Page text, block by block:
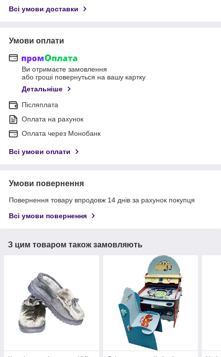
Всі умови доставки
Умови оплати
Ви отримаєте замовлення
або гроші повернуться на вашу картку
Детальніше
Післяплата
Оплата на рахунок
Оплата через Монобанк
Всі умови оплати
Умови повернення
Повернення товару впродовж 14 днів за рахунок покупця
Всі умови повернення
З цим товаром також замовляють